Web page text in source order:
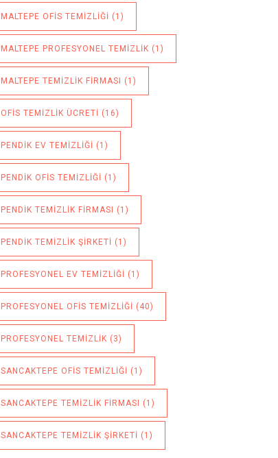
MALTEPE OFIS TEMIZLIĞI (1)
MALTEPE PROFESYONEL TEMIZLIK (1)
MALTEPE TEMIZLIK FIRMASI (1)
OFIS TEMIZLIK ÜCRETI (16)
PENDIK EV TEMIZLIĞI (1)
PENDIK OFIS TEMIZLIĞI (1)
PENDIK TEMIZLIK FIRMASI (1)
PENDIK TEMIZLIK ŞIRKETI (1)
PROFESYONEL EV TEMIZLIĞI (1)
PROFESYONEL OFIS TEMIZLIĞI (40)
PROFESYONEL TEMIZLIK (3)
SANCAKTEPE OFIS TEMIZLIĞI (1)
SANCAKTEPE TEMIZLIK FIRMASI (1)
SANCAKTEPE TEMIZLIK ŞIRKETI (1)